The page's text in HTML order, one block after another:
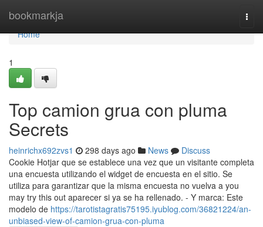
bookmarkja
Home
Home
1
Top camion grua con pluma
Secrets
heinrichx692zvs1 298 days ago News
Discuss
Cookie Hotjar que se establece una vez que un visitante completa
una encuesta utilizando el widget de encuesta en el sitio. Se
utiliza para garantizar que la misma encuesta no vuelva a you
may try this out aparecer si ya se ha rellenado. - Y marca: Este
modelo de https://tarotistagratis75195.iyublog.com/36821224/an-
unbiased-view-of-camion-grua-con-pluma